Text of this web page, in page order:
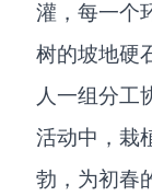
灌，每一个
树的坡地硬
人一组分工
活动中，栽
勃，为初春